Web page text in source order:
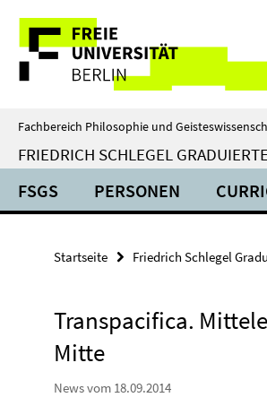
direkt
Inhalt
Service-
Navigation
Fachbereich Philosophie und
FRIEDRICH SCHLEGEL
FSGS PERSONEN
Startseite Friedrich Schlegel
Transpacifica.
Mitte
News vom 18.09.2014